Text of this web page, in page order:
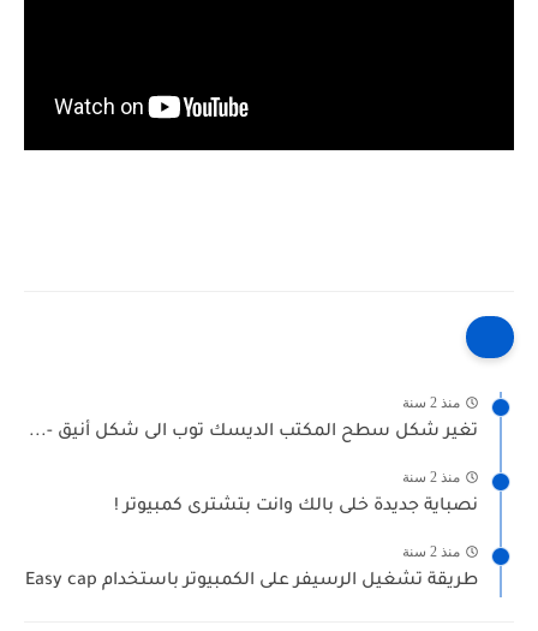
منذ 2 سنة
تغير شكل سطح المكتب الديسك توب الى شكل أنيق -...
منذ 2 سنة
نصباية جديدة خلى بالك وانت بتشترى كمبيوتر !
منذ 2 سنة
طريقة تشغيل الرسيفر على الكمبيوتر باستخدام Easy cap